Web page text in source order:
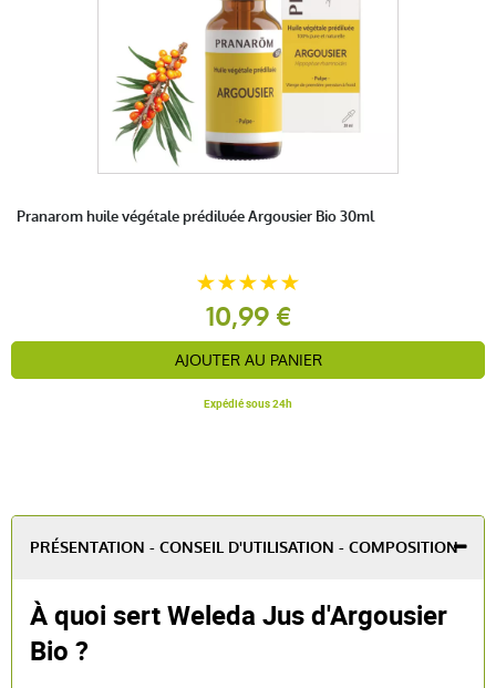
Pranarom huile végétale prédiluée Argousier Bio 30ml
10,99 €
AJOUTER AU PANIER
Expédié sous 24h
PRÉSENTATION - CONSEIL D'UTILISATION - COMPOSITION
À quoi sert Weleda Jus d'Argousier
Bio ?